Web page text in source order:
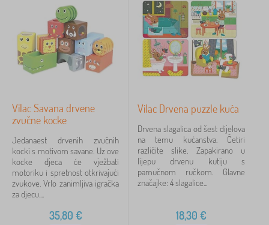
Vilac Savana drvene
zvučne kocke
Jedanaest drvenih zvučnih
kocki s motivom savane. Uz ove
kocke djeca će vježbati
motoriku i spretnost otkrivajući
zvukove. Vrlo zanimljiva igračka
za djecu....
35,80 €
Vilac Drvena puzzle kuća
Drvena slagalica od šest dijelova
na temu kućanstva. Četiri
različite slike. Zapakirano u
lijepu drvenu kutiju s
pamučnom ručkom. Glavne
značajke: 4 slagalice...
18,30 €